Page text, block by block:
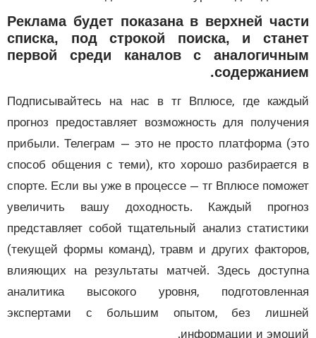
Реклама будет показана в верхней
списка, под строкой поиска, и
первой среди каналов с
Подписывайтесь на нас в тг Вплюсе, где
прогноз предоставляет возможность для
прибыли. Телеграм — это не просто платформа
способ общения с теми), кто хорошо
спорте. Если вы уже в процессе — тг Вплюсе
увеличить вашу доходность. Каждый
представляет собой тщательный анализ
(текущей формы команд), травм и других
влияющих на результаты матчей. Здесь
аналитика высокого уровня,
экспертами с большим опытом, без